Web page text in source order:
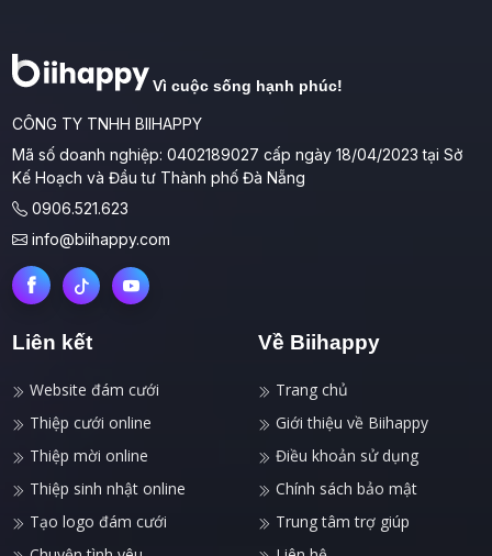
Vì cuộc sống hạnh phúc!
CÔNG TY TNHH BIIHAPPY
Mã số doanh nghiệp: 0402189027 cấp ngày 18/04/2023 tại Sở
Kế Hoạch và Đầu tư Thành phố Đà Nẵng
0906.521.623
info@biihappy.com
Liên kết
Website đám cưới
Thiệp cưới online
Thiệp mời online
Thiệp sinh nhật online
Tạo logo đám cưới
Về Biihappy
Trang chủ
Giới thiệu về Biihappy
Điều khoản sử dụng
Chính sách bảo mật
Trung tâm trợ giúp